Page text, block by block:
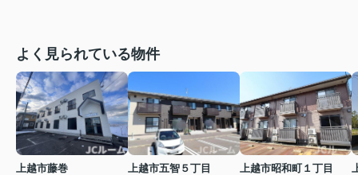
よく見られている物件
上越市藤巻
上越市五智５丁目
上越市昭和町１丁目